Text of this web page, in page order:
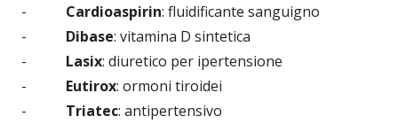
- Cardioaspirin: fluidificante sanguigno
- Dibase: vitamina D sintetica
- Lasix: diuretico per ipertensione
- Eutirox: ormoni tiroidei
- Triatec: antipertensivo